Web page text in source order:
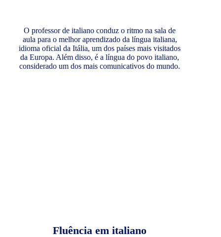
O professor de italiano conduz o ritmo na sala de
aula para o melhor aprendizado da língua italiana,
idioma oficial da Itália, um dos países mais visitados
da Europa. Além disso, é a língua do povo italiano,
considerado um dos mais comunicativos do mundo.
Fluência em italiano